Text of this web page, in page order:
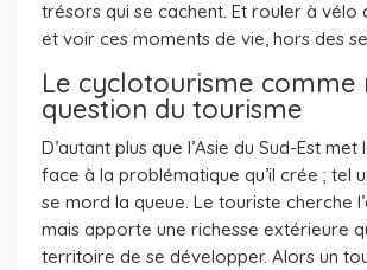
trésors qui se cachent. Et rouler à vélo
et voir ces moments de vie, hors des
Le cyclotourisme comme
question du tourisme
D’autant plus que l’Asie du Sud-Est
face à la problématique qu’il crée ; tel
se mord la queue. Le touriste cherche
mais apporte une richesse extérieure
territoire de se développer. Alors un